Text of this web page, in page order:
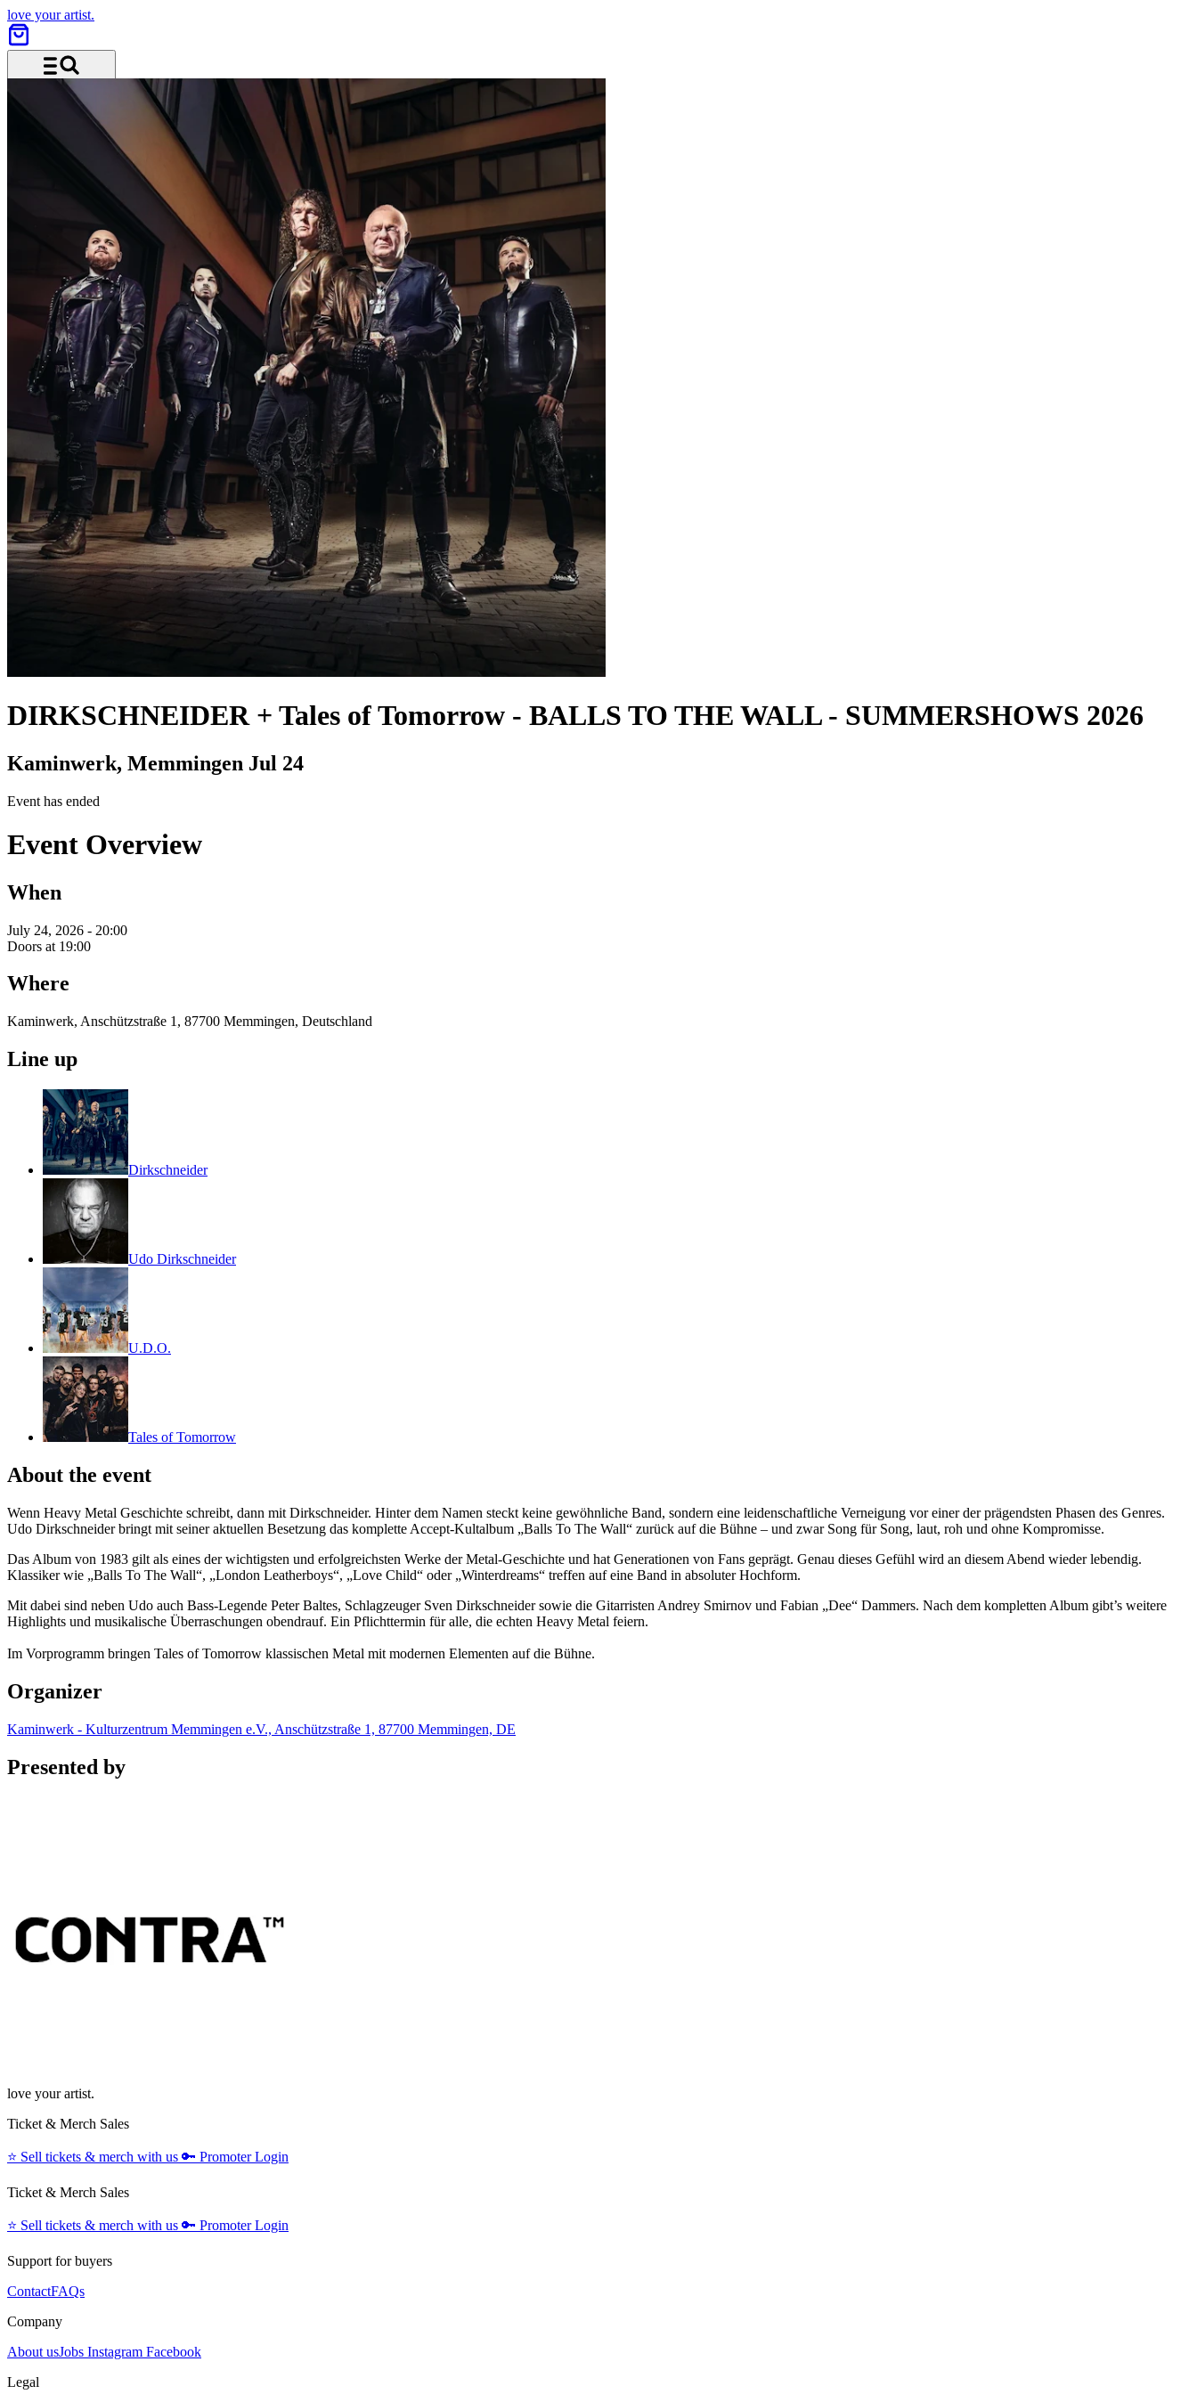
love your artist.
Menu and search
DIRKSCHNEIDER + Tales of Tomorrow - BALLS TO THE WALL - SUMMERSHOWS 2026
Kaminwerk, Memmingen Jul 24
Event has ended
Event Overview
When
July 24, 2026 - 20:00
Doors at 19:00
Where
Kaminwerk, Anschützstraße 1, 87700 Memmingen, Deutschland
Line up
Dirkschneider
Udo Dirkschneider
U.D.O.
Tales of Tomorrow
About the event
Wenn Heavy Metal Geschichte schreibt, dann mit Dirkschneider. Hinter dem Namen steckt keine gewöhnliche Band, sondern eine leidenschaftliche Verneigung vor einer der prägendsten Phasen des Genres.
Udo Dirkschneider bringt mit seiner aktuellen Besetzung das komplette Accept-Kultalbum „Balls To The Wall“ zurück auf die Bühne – und zwar Song für Song, laut, roh und ohne Kompromisse.
Das Album von 1983 gilt als eines der wichtigsten und erfolgreichsten Werke der Metal-Geschichte und hat Generationen von Fans geprägt. Genau dieses Gefühl wird an diesem Abend wieder lebendig.
Klassiker wie „Balls To The Wall“, „London Leatherboys“, „Love Child“ oder „Winterdreams“ treffen auf eine Band in absoluter Hochform.
Mit dabei sind neben Udo auch Bass-Legende Peter Baltes, Schlagzeuger Sven Dirkschneider sowie die Gitarristen Andrey Smirnov und Fabian „Dee“ Dammers. Nach dem kompletten Album gibt’s weitere
Highlights und musikalische Überraschungen obendrauf. Ein Pflichttermin für alle, die echten Heavy Metal feiern.
Im Vorprogramm bringen Tales of Tomorrow klassischen Metal mit modernen Elementen auf die Bühne.
Organizer
Kaminwerk - Kulturzentrum Memmingen e.V., Anschützstraße 1, 87700 Memmingen, DE
Presented by
love your artist.
Ticket & Merch Sales
⭐️ Sell tickets & merch with us 🔑 Promoter Login
Ticket & Merch Sales
⭐️ Sell tickets & merch with us 🔑 Promoter Login
Support for buyers
ContactFAQs
Company
About usJobs Instagram Facebook
Legal